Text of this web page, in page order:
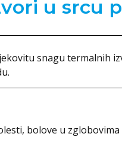
u srcu
snagu termalnih
bolove u zglobovima